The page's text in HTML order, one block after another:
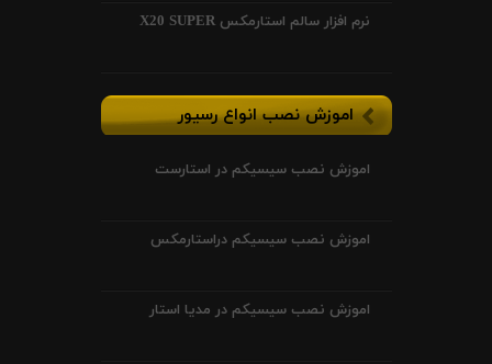
نرم افزار سالم استارمکس X20 SUPER
اموزش نصب انواع رسیور
اموزش نصب سیسیکم در استارست
اموزش نصب سیسیکم دراستارمکس
اموزش نصب سیسیکم در مدیا استار